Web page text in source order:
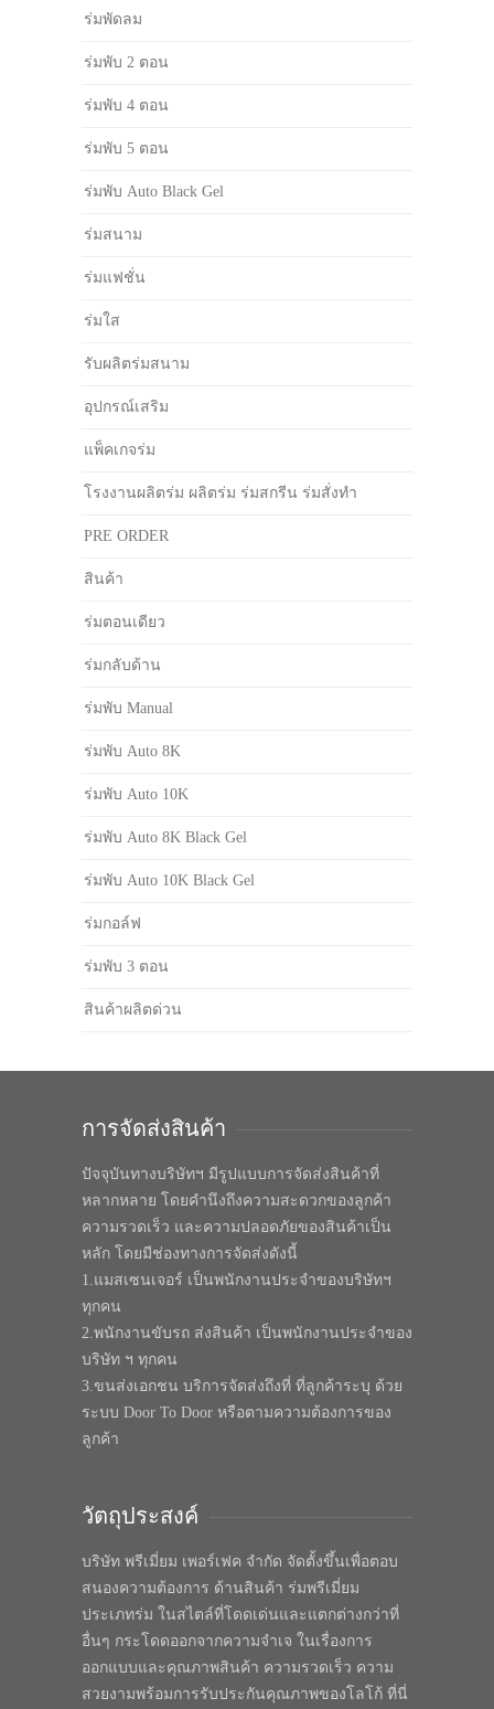
ร่มพัดลม
ร่มพับ 2 ตอน
ร่มพับ 4 ตอน
ร่มพับ 5 ตอน
ร่มพับ Auto Black Gel
ร่มสนาม
ร่มแฟชั่น
ร่มใส
รับผลิตร่มสนาม
อุปกรณ์เสริม
แพ็คเกจร่ม
โรงงานผลิตร่ม ผลิตร่ม ร่มสกรีน ร่มสั่งทำ
PRE ORDER
สินค้า
ร่มตอนเดียว
ร่มกลับด้าน
ร่มพับ Manual
ร่มพับ Auto 8K
ร่มพับ Auto 10K
ร่มพับ Auto 8K Black Gel
ร่มพับ Auto 10K Black Gel
ร่มกอล์ฟ
ร่มพับ 3 ตอน
สินค้าผลิตด่วน
การจัดส่งสินค้า
ปัจจุบันทางบริษัทฯ มีรูปแบบการจัดส่งสินค้าที่
หลากหลาย โดยคำนึงถึงความสะดวกของลูกค้า
ความรวดเร็ว และความปลอดภัยของสินค้าเป็น
หลัก โดยมีช่องทางการจัดส่งดังนี้
1.แมสเซนเจอร์ เป็นพนักงานประจำของบริษัทฯ
ทุกคน
2.พนักงานขับรถ ส่งสินค้า เป็นพนักงานประจำของ
บริษัท ฯ ทุกคน
3.ขนส่งเอกชน บริการจัดส่งถึงที่ ที่ลูกค้าระบุ ด้วย
ระบบ Door To Door หรือตามความต้องการของ
ลูกค้า
วัตถุประสงค์
บริษัท พรีเมี่ยม เพอร์เฟค จำกัด จัดตั้งขึ้นเพื่อตอบ
สนองความต้องการ ด้านสินค้า ร่มพรีเมี่ยม
ประเภทร่ม ในสไตล์ที่โดดเด่นและแตกต่างกว่าที่
อื่นๆ กระโดดออกจากความจำเจ ในเรื่องการ
ออกแบบและคุณภาพสินค้า ความรวดเร็ว ความ
สวยงามพร้อมการรับประกันคุณภาพของโลโก้ ที่นี่